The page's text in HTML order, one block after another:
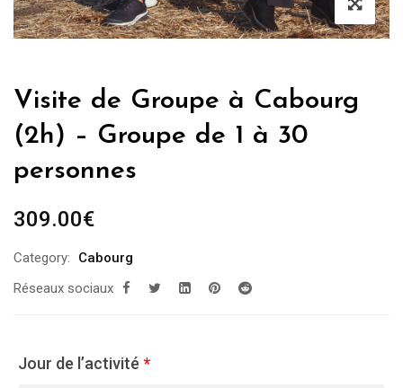
Visite de Groupe à Cabourg
(2h) – Groupe de 1 à 30
personnes
309.00€
Category:
Cabourg
Réseaux sociaux
Jour de l’activité *